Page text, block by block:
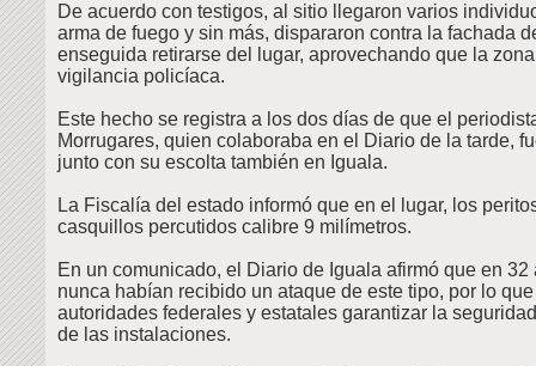
De acuerdo con testigos, al sitio llegaron varios
arma de fuego y sin más, dispararon contra la fachada
enseguida retirarse del lugar, aprovechando que la
vigilancia policíaca.
Este hecho se registra a los dos días de que el
Morrugares, quien colaboraba en el Diario de la tarde,
junto con su escolta también en Iguala.
La Fiscalía del estado informó que en el lugar, los
casquillos percutidos calibre 9 milímetros.
En un comunicado, el Diario de Iguala afirmó que en 32
nunca habían recibido un ataque de este tipo, por lo
autoridades federales y estatales garantizar la
de las instalaciones.